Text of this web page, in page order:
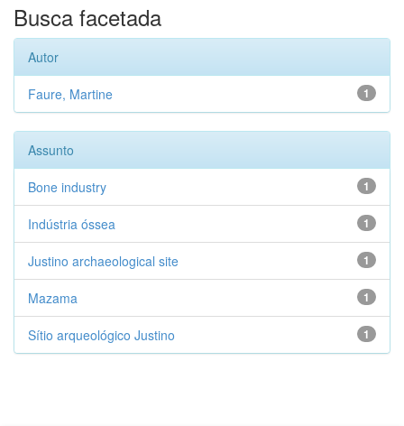
Busca facetada
Autor
1
Faure, Martine
Assunto
1
Bone industry
1
Indústria óssea
1
Justino archaeological site
1
Mazama
1
Sítio arqueológico Justino